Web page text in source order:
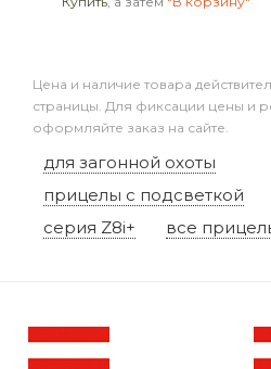
Цена и наличие товара
страницы. Для фиксации цены и
оформляйте заказ на сайте.
для загонной охоты
прицелы с подсветкой
серия Z8i+
все